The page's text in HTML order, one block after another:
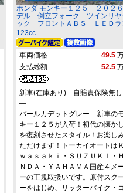
ホンダ モンキー１２５ ２０２
デル 倒立フォーク ツインリヤ
ック フロントＡＢＳ ＬＥＤラ
123cc
車両価格 49.5
支払総額
52.5
新車(在庫あり) 自賠責保険無し
―
パールカデットグレー 新車の
キー１２５が入荷！初代の懐か
を復刻させたスタイル！お楽し
ただけます！トーカイオートは
ｗａｓａｋｉ・ＳＵＺＵＫＩ・
ＮＤＡ・ＹＡＨＡＭＡ国産４メ
ーの正規取扱いです。原付スク
ーをはじめ、リッターバイク・